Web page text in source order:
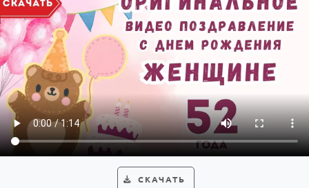
СКАЧАТЬ